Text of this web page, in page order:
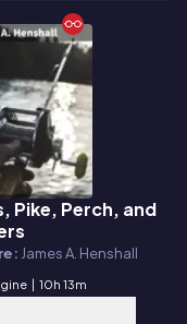
Pike, Perch, and
James A. Henshall
| 10h 13m